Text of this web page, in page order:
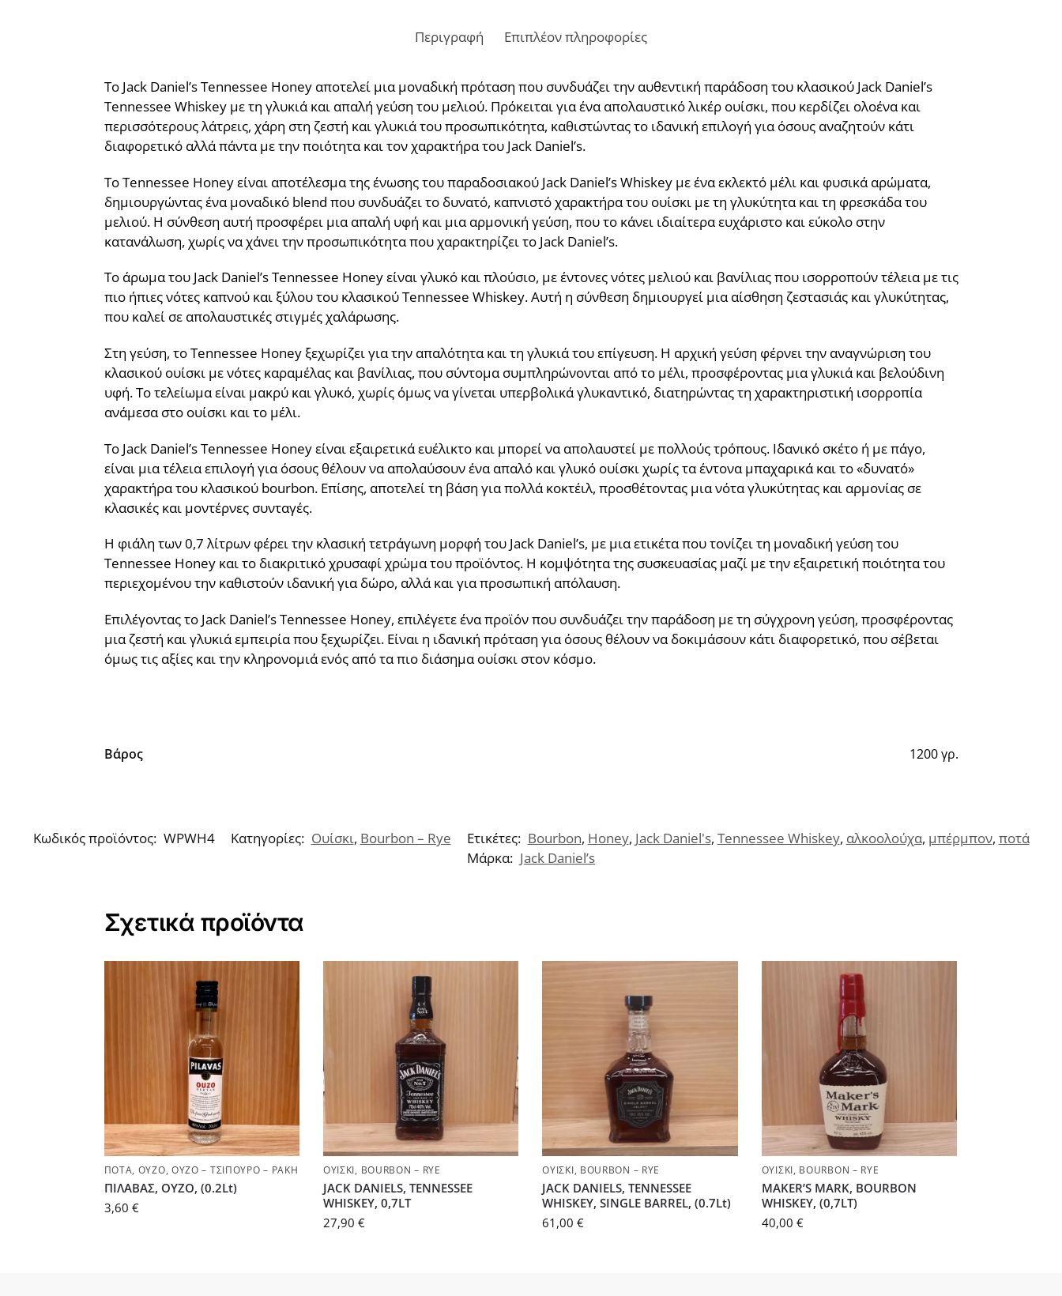
Περιγραφή Επιπλέον πληροφορίες
Το Jack Daniel’s Tennessee Honey αποτελεί μια μοναδική πρόταση που συνδυάζει την αυθεντική παράδοση του κλασικού Jack Daniel’s
Tennessee Whiskey με τη γλυκιά και απαλή γεύση του μελιού. Πρόκειται για ένα απολαυστικό λικέρ ουίσκι, που κερδίζει ολοένα και
περισσότερους λάτρεις, χάρη στη ζεστή και γλυκιά του προσωπικότητα, καθιστώντας το ιδανική επιλογή για όσους αναζητούν κάτι
διαφορετικό αλλά πάντα με την ποιότητα και τον χαρακτήρα του Jack Daniel’s.
Το Tennessee Honey είναι αποτέλεσμα της ένωσης του παραδοσιακού Jack Daniel’s Whiskey με ένα εκλεκτό μέλι και φυσικά αρώματα,
δημιουργώντας ένα μοναδικό blend που συνδυάζει το δυνατό, καπνιστό χαρακτήρα του ουίσκι με τη γλυκύτητα και τη φρεσκάδα του
μελιού. Η σύνθεση αυτή προσφέρει μια απαλή υφή και μια αρμονική γεύση, που το κάνει ιδιαίτερα ευχάριστο και εύκολο στην
κατανάλωση, χωρίς να χάνει την προσωπικότητα που χαρακτηρίζει το Jack Daniel’s.
Το άρωμα του Jack Daniel’s Tennessee Honey είναι γλυκό και πλούσιο, με έντονες νότες μελιού και βανίλιας που ισορροπούν τέλεια με τις
πιο ήπιες νότες καπνού και ξύλου του κλασικού Tennessee Whiskey. Αυτή η σύνθεση δημιουργεί μια αίσθηση ζεστασιάς και γλυκύτητας,
που καλεί σε απολαυστικές στιγμές χαλάρωσης.
Στη γεύση, το Tennessee Honey ξεχωρίζει για την απαλότητα και τη γλυκιά του επίγευση. Η αρχική γεύση φέρνει την αναγνώριση του
κλασικού ουίσκι με νότες καραμέλας και βανίλιας, που σύντομα συμπληρώνονται από το μέλι, προσφέροντας μια γλυκιά και βελούδινη
υφή. Το τελείωμα είναι μακρύ και γλυκό, χωρίς όμως να γίνεται υπερβολικά γλυκαντικό, διατηρώντας τη χαρακτηριστική ισορροπία
ανάμεσα στο ουίσκι και το μέλι.
Το Jack Daniel’s Tennessee Honey είναι εξαιρετικά ευέλικτο και μπορεί να απολαυστεί με πολλούς τρόπους. Ιδανικό σκέτο ή με πάγο,
είναι μια τέλεια επιλογή για όσους θέλουν να απολαύσουν ένα απαλό και γλυκό ουίσκι χωρίς τα έντονα μπαχαρικά και το «δυνατό»
χαρακτήρα του κλασικού bourbon. Επίσης, αποτελεί τη βάση για πολλά κοκτέιλ, προσθέτοντας μια νότα γλυκύτητας και αρμονίας σε
κλασικές και μοντέρνες συνταγές.
Η φιάλη των 0,7 λίτρων φέρει την κλασική τετράγωνη μορφή του Jack Daniel’s, με μια ετικέτα που τονίζει τη μοναδική γεύση του
Tennessee Honey και το διακριτικό χρυσαφί χρώμα του προϊόντος. Η κομψότητα της συσκευασίας μαζί με την εξαιρετική ποιότητα του
περιεχομένου την καθιστούν ιδανική για δώρο, αλλά και για προσωπική απόλαυση.
Επιλέγοντας το Jack Daniel’s Tennessee Honey, επιλέγετε ένα προϊόν που συνδυάζει την παράδοση με τη σύγχρονη γεύση, προσφέροντας
μια ζεστή και γλυκιά εμπειρία που ξεχωρίζει. Είναι η ιδανική πρόταση για όσους θέλουν να δοκιμάσουν κάτι διαφορετικό, που σέβεται
όμως τις αξίες και την κληρονομιά ενός από τα πιο διάσημα ουίσκι στον κόσμο.
Βάρος 1200 γρ.
Κωδικός προϊόντος: WPWH4 Κατηγορίες: Ουίσκι, Bourbon – Rye Ετικέτες: Bourbon, Honey, Jack Daniel's, Tennessee Whiskey, αλκοολούχα, μπέρμπον, ποτά
Μάρκα: Jack Daniel’s
Σχετικά προϊόντα
ΠΟΤΆ, ΟΎΖΟ, ΟΎΖΟ – ΤΣΊΠΟΥΡΟ – ΡΑΚΉ
ΠΙΛΑΒΑΣ, ΟΥΖΟ, (0.2Lt)
3,60 €
ΟΥΊΣΚΙ, BOURBON – RYE
JACK DANIELS, TENNESSEE
WHISKEY, 0,7LT
27,90 €
ΟΥΊΣΚΙ, BOURBON – RYE
JACK DANIELS, TENNESSEE
WHISKEY, SINGLE BARREL, (0.7Lt)
61,00€
ΟΥΊΣΚΙ, BOURBON – RYE
MAKER’S MARK, BOURBON
WHISKEY, (0,7LT)
40,00 €